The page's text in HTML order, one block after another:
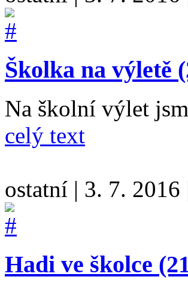
Školka na výletě
Na školní výlet
celý text
ostatní | 3. 7. 2016
Hadi ve školce